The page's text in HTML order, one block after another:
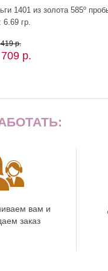
1401 из золота 585º
6.69 гр.
р.
р.
вам и
заказ